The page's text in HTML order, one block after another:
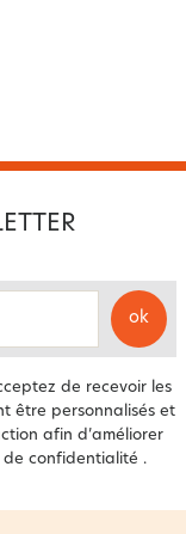
ok
de recevoir les
être personnalisés et
afin d’améliorer
de confidentialité .